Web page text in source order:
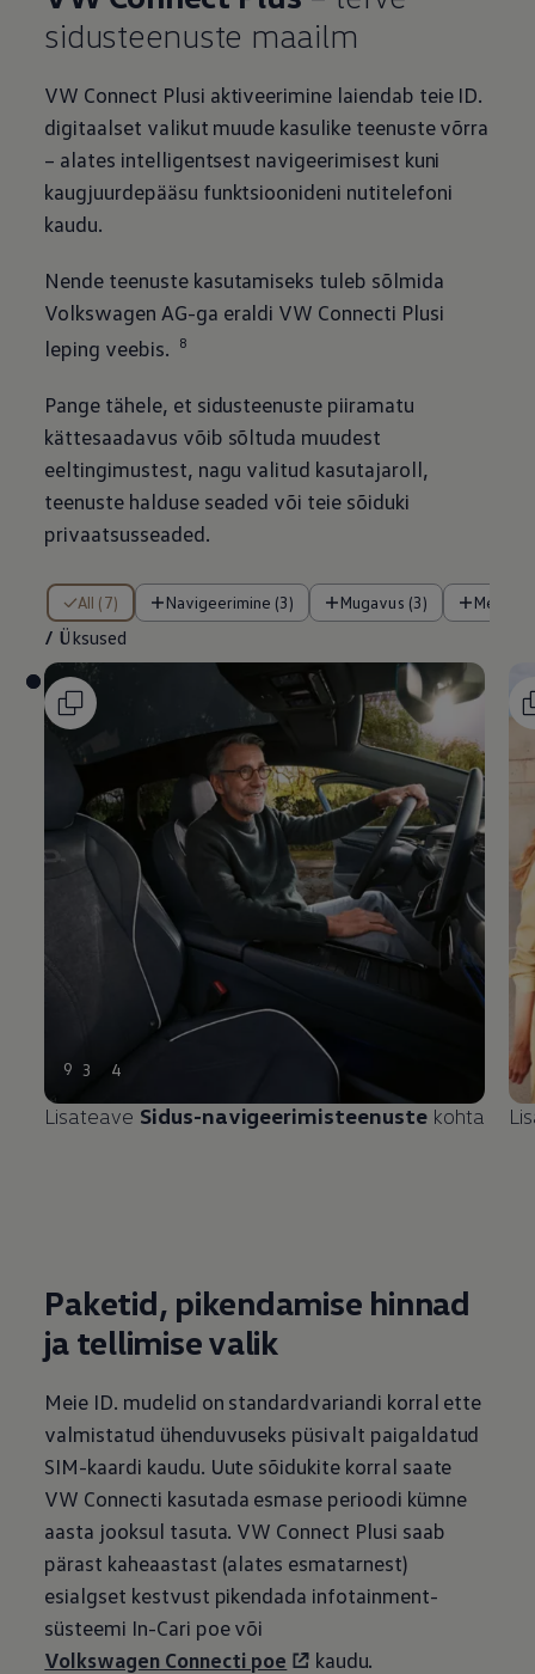
sidusteenuste maailm
VW Connect Plusi aktiveerimine laiendab teie ID.
digitaalset valikut muude kasulike teenuste võrra
– alates intelligentsest navigeerimisest kuni
kaugjuurdepääsu funktsioonideni nutitelefoni
kaudu.
Nende teenuste kasutamiseks tuleb sõlmida
Volkswagen AG-ga eraldi VW Connecti Plusi
leping veebis.
8
Pange tähele, et sidusteenuste piiramatu
kättesaadavus võib sõltuda muudest
eeltingimustest, nagu valitud kasutajaroll,
teenuste halduse seaded või teie sõiduki
privaatsusseaded.
All (7) Navigeerimine (3) Mugavus (3)
/ Üksused
/ Üksused
9 3 4
Lisateave Sidus-navigeerimisteenustekohta
Paketid, pikendamise hinnad
ja tellimise valik
Meie ID. mudelid on standardvariandi korral ette
valmistatud ühenduvuseks püsivalt paigaldatud
SIM-kaardi kaudu. Uute sõidukite korral saate
VW Connecti kasutada esmase perioodi kümne
aasta jooksul tasuta. VW Connect Plusi saab
pärast kaheaastast (alates esmatarnest)
esialgset kestvust pikendada infotainment-
süsteemi In-Cari poe või
VolkswagenConnecti poe
kaudu.